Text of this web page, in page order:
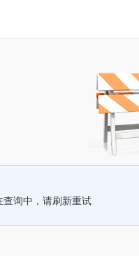
查询中，请刷新重试